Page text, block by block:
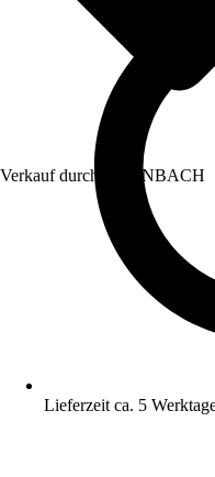
Verkauf durch: HORNBACH
Lieferzeit ca. 5